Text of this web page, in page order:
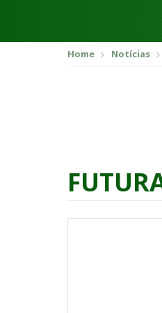
Home Notícias